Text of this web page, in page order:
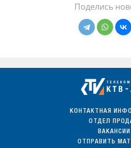
Поделись
КОНТАКТНАЯ
ОТДЕЛ
ВАКАНСИИ
ОТПРАВИТЬ